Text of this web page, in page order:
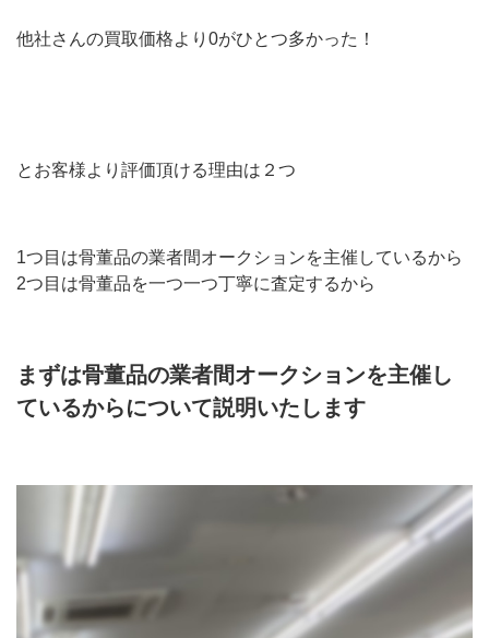
他社さんの買取価格より0がひとつ多かった！
とお客様より評価頂ける理由は２つ
1つ目は骨董品の業者間オークションを主催しているから
2つ目は骨董品を一つ一つ丁寧に査定するから
まずは骨董品の業者間オークションを主催し
ているからについて説明いたします